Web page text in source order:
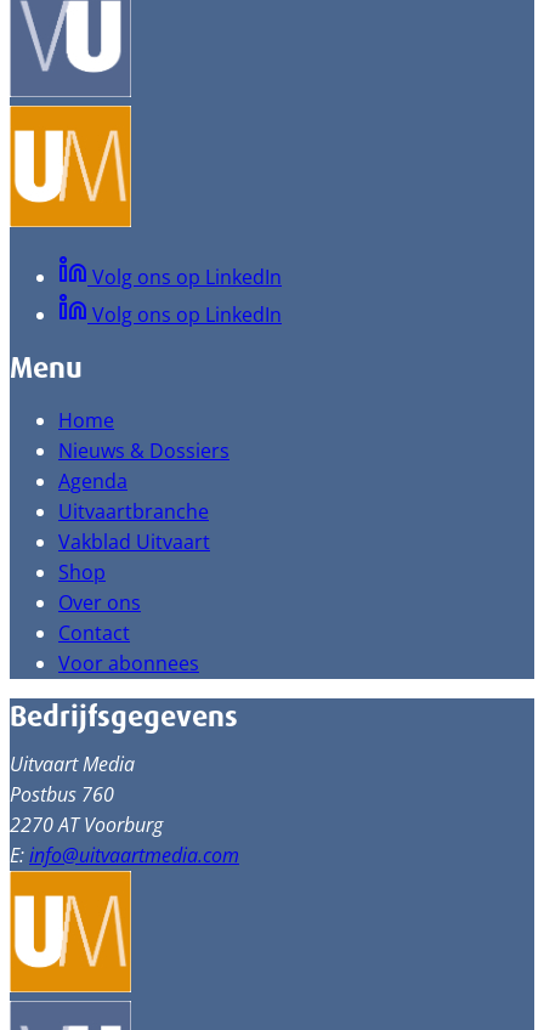
Volg ons op LinkedIn
Volg ons op LinkedIn
Menu
Home
Nieuws & Dossiers
Agenda
Uitvaartbranche
Vakblad Uitvaart
Shop
Over ons
Contact
Voor abonnees
Bedrijfsgegevens
Uitvaart Media
Postbus 760
2270 AT Voorburg
E:info@uitvaartmedia.com